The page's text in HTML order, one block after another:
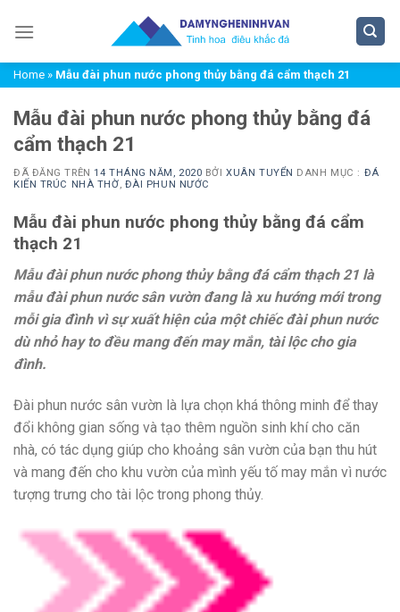
đến
dungHome » Mẫu đài phun nước phong thủy bằng đá cẩm thạch 21
Mẫu đài phun nước phong thủy bằng đá
cẩm thạch 21
ĐÃ ĐĂNG TRÊN14 THÁNG NĂM, 2020 BỞIXUÂN TUYỂN DANH MỤC : ĐÁ
KIẾN TRÚC NHÀ THỜ, ĐÀI PHUN NƯỚC
Mẫu đài phun nước phong thủy bằng đá cẩm
thạch 21
Mẫu đài phun nước phong thủy bằng đá cẩm thạch 21 là
mẫu đài phun nước sân vườn đang là xu hướng mới trong
mỗi gia đình vì sự xuất hiện của một chiếc đài phun nước
dù nhỏ hay to đều mang đến may mắn, tài lộc cho gia
đình.
Đài phun nước sân vườn là lựa chọn khá thông minh để thay
đổi không gian sống và tạo thêm nguồn sinh khí cho căn
nhà, có tác dụng giúp cho khoảng sân vườn của bạn thu hút
và mang đến cho khu vườn của mình yếu tố may mắn vì nước
tượng trưng cho tài lộc trong phong thủy.